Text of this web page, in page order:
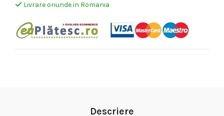
Livrare oriunde in Romania
Descriere